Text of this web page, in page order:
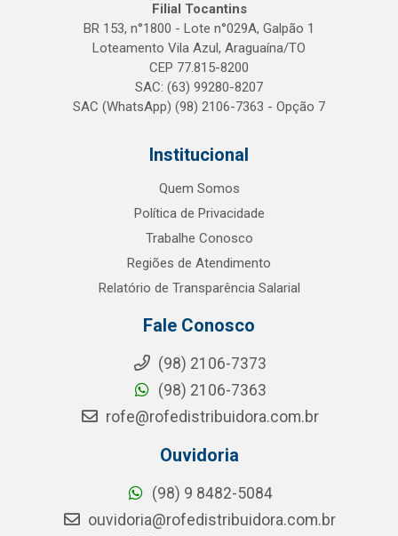
Filial Tocantins
BR 153, n°1800 - Lote n°029A, Galpão 1
Loteamento Vila Azul, Araguaína/TO
CEP 77.815-8200
SAC: (63) 99280-8207
SAC (WhatsApp) (98) 2106-7363 - Opção 7
Institucional
Quem Somos
Política de Privacidade
Trabalhe Conosco
Regiões de Atendimento
Relatório de Transparência Salarial
Fale Conosco
(98) 2106-7373
(98) 2106-7363
rofe@rofedistribuidora.com.br
Ouvidoria
(98) 9 8482-5084
ouvidoria@rofedistribuidora.com.br